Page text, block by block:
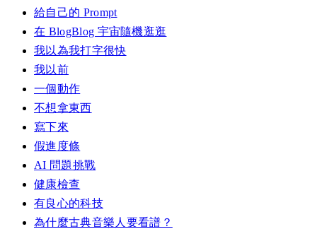
給自己的 Prompt
在 BlogBlog 宇宙隨機逛逛
我以為我打字很快
我以前
一個動作
不想拿東西
寫下來
假進度條
AI 問題挑戰
健康檢查
有良心的科技
為什麼古典音樂人要看譜？